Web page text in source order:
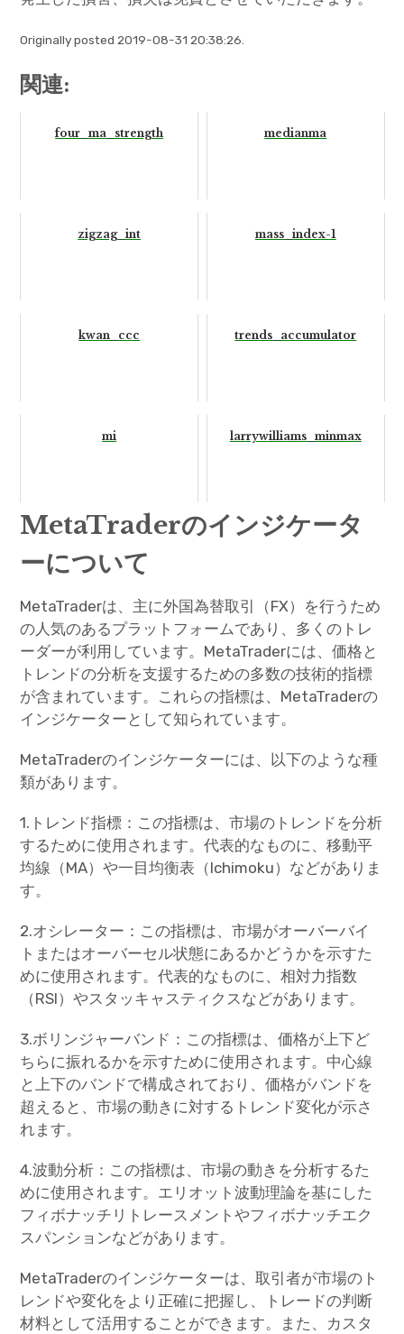
Originally posted 2019-08-31 20:38:26.
関連:
four_ma_strength medianma
zigzag_int mass_index-1
kwan_ccc trends_accumulator
mi larrywilliams_minmax
MetaTraderのインジケータ
ーについて
MetaTraderは、主に外国為替取引（FX）を行うため
の人気のあるプラットフォームであり、多くのトレ
ーダーが利用しています。MetaTraderには、価格と
トレンドの分析を支援するための多数の技術的指標
が含まれています。これらの指標は、MetaTraderの
インジケーターとして知られています。
MetaTraderのインジケーターには、以下のような種
類があります。
1.トレンド指標：この指標は、市場のトレンドを分析
するために使用されます。代表的なものに、移動平
均線（MA）や一目均衡表（Ichimoku）などがありま
す。
2.オシレーター：この指標は、市場がオーバーバイ
トまたはオーバーセル状態にあるかどうかを示すた
めに使用されます。代表的なものに、相対力指数
（RSI）やスタッキャスティクスなどがあります。
3.ボリンジャーバンド：この指標は、価格が上下ど
ちらに振れるかを示すために使用されます。中心線
と上下のバンドで構成されており、価格がバンドを
超えると、市場の動きに対するトレンド変化が示さ
れます。
4.波動分析：この指標は、市場の動きを分析するた
めに使用されます。エリオット波動理論を基にした
フィボナッチリトレースメントやフィボナッチエク
スパンションなどがあります。
MetaTraderのインジケーターは、取引者が市場のト
レンドや変化をより正確に把握し、トレードの判断
材料として活用することができます。また、カスタ